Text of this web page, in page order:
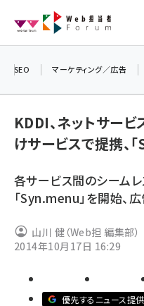
ン
ai (2814)
note (2317)
z世代 (1623)
SEO マーケティング／広告
KDDI、ネットサー
けサービスで提携、
各サービス間のシーム
「Syn.menu」を開始、
山川 健（Web担 編集部）
2014年10月17日 16:29
優先するニュース提